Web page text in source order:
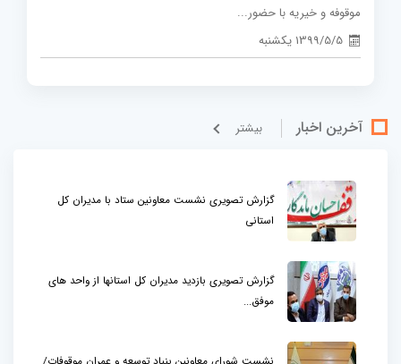
موقوفه و خیریه با حضور...
1399/5/5 یکشنبه
آخرین اخبار بيشتر
گزارش تصویری نشست معاونین ستاد با مدیران کل
استانی
گزارش تصویری بازدید مدیران کل استانها از واحد های
موفق...